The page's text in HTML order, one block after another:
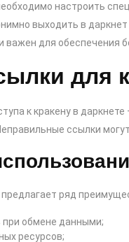
настроить
выходить в
для обеспечения
для
к кракену в
ссылки
ряд
при обмене данными;
ресурсов;